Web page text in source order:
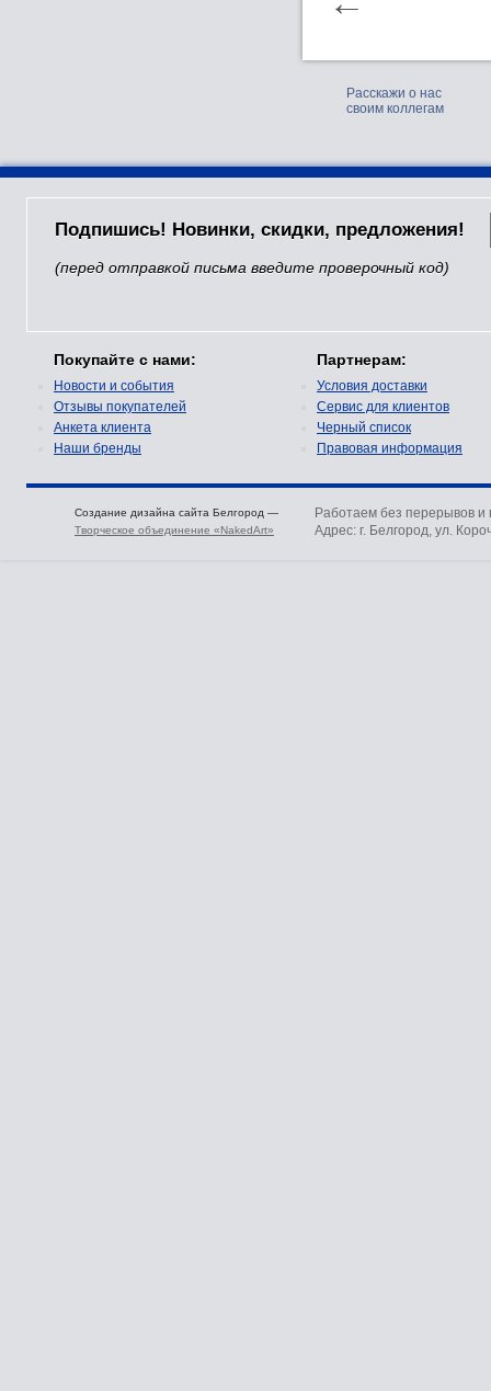
Расскажи о нас
своим коллегам
Подпишись! Новинки, скидки, предложения!
(перед отправкой письма введите проверочный код)
Покупайте с нами:
Новости и события
Отзывы покупателей
Анкета клиента
Наши бренды
Партнерам:
Условия доставки
Сервис для клиентов
Черный список
Правовая информация
Создание дизайна сайта Белгород —
Творческое объединение «NakedArt»
Работаем без перерывов и
Адрес: г. Белгород, ул.